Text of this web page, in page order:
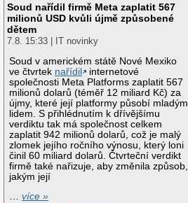
Soud nařídil firmě Meta zaplatit 567
milionů USD kvůli újmě způsobené
dětem
7.8. 15:33 | IT novinky
Soud v americkém státě Nové Mexiko
ve čtvrtek nařídil
internetové
společnosti Meta Platforms zaplatit 567
milionů dolarů (téměř 12 miliard Kč) za
újmy, které její platformy působí mladým
lidem. S přihlédnutím k dřívějšímu
verdiktu tak má společnost celkem
zaplatit 942 milionů dolarů, což je malý
zlomek jejího ročního výnosu, který loni
činil 60 miliard dolarů. Čtvrteční verdikt
firmě také nařizuje, aby změnila způsob,
jakým její
…více »